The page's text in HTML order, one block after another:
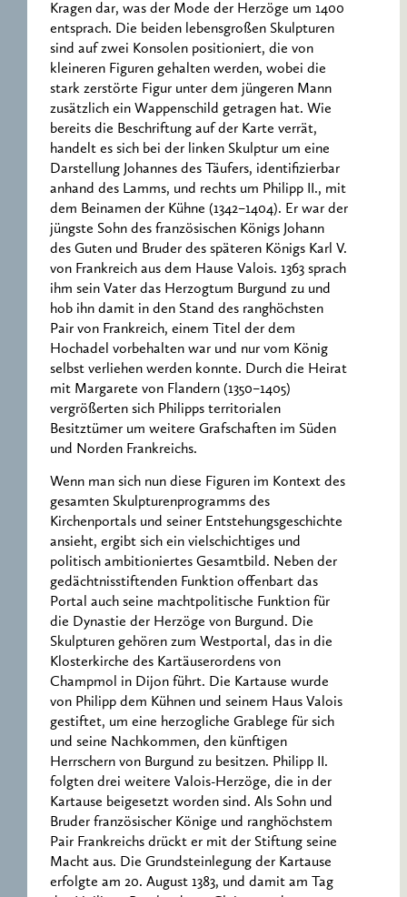
Kragen dar, was der Mode der Herzöge um 1400
entsprach. Die beiden lebensgroßen Skulpturen
sind auf zwei Konsolen positioniert, die von
kleineren Figuren gehalten werden, wobei die
stark zerstörte Figur unter dem jüngeren Mann
zusätzlich ein Wappenschild getragen hat. Wie
bereits die Beschriftung auf der Karte verrät,
handelt es sich bei der linken Skulptur um eine
Darstellung Johannes des Täufers, identifizierbar
anhand des Lamms, und rechts um Philipp II., mit
dem Beinamen der Kühne (1342–1404). Er war der
jüngste Sohn des französischen Königs Johann
des Guten und Bruder des späteren Königs Karl V.
von Frankreich aus dem Hause Valois. 1363 sprach
ihm sein Vater das Herzogtum Burgund zu und
hob ihn damit in den Stand des ranghöchsten
Pair von Frankreich, einem Titel der dem
Hochadel vorbehalten war und nur vom König
selbst verliehen werden konnte. Durch die Heirat
mit Margarete von Flandern (1350–1405)
vergrößerten sich Philipps territorialen
Besitztümer um weitere Grafschaften im Süden
und Norden Frankreichs.
Wenn man sich nun diese Figuren im Kontext des
gesamten Skulpturenprogramms des
Kirchenportals und seiner Entstehungsgeschichte
ansieht, ergibt sich ein vielschichtiges und
politisch ambitioniertes Gesamtbild. Neben der
gedächtnisstiftenden Funktion offenbart das
Portal auch seine machtpolitische Funktion für
die Dynastie der Herzöge von Burgund. Die
Skulpturen gehören zum Westportal, das in die
Klosterkirche des Kartäuserordens von
Champmol in Dijon führt. Die Kartause wurde
von Philipp dem Kühnen und seinem Haus Valois
gestiftet, um eine herzogliche Grablege für sich
und seine Nachkommen, den künftigen
Herrschern von Burgund zu besitzen. Philipp II.
folgten drei weitere Valois-Herzöge, die in der
Kartause beigesetzt worden sind. Als Sohn und
Bruder französischer Könige und ranghöchstem
Pair Frankreichs drückt er mit der Stiftung seine
Macht aus. Die Grundsteinlegung der Kartause
erfolgte am 20. August 1383, und damit am Tag